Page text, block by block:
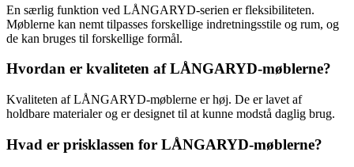
En særlig funktion ved LÅNGARYD-serien er fleksibiliteten.
Møblerne kan nemt tilpasses forskellige indretningsstile og rum, og
de kan bruges til forskellige formål.
Hvordan er kvaliteten af LÅNGARYD-møblerne?
Kvaliteten af LÅNGARYD-møblerne er høj. De er lavet af
holdbare materialer og er designet til at kunne modstå daglig brug.
Hvad er prisklassen for LÅNGARYD-møblerne?